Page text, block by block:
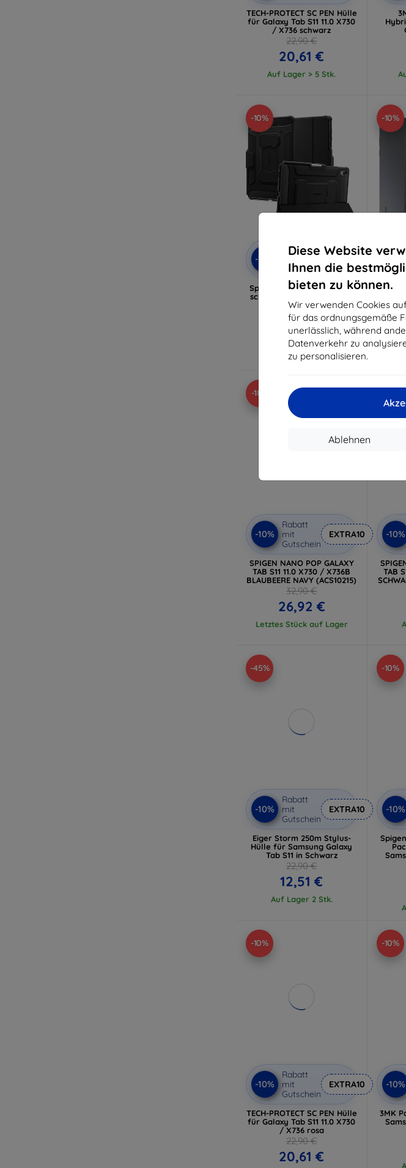
Diese Website
Ihnen die
bieten zu können.
Wir verwenden Cookies
für das ordnungsgemäße
unerlässlich, während
Datenverkehr zu
zu personalisieren.
Ablehnen
TECH-PROTECT SC PEN Hülle
für Galaxy Tab S11 11.0 X730
/ X736 schwarz
22,90 €
20,61 €
Auf Lager > 5 Stk.
-10%
-10%
Rabatt
Gutschein
EXTRA10
Spigen Rugged Armor Pro,
schwarz - Samsung Galaxy
Tab S11 (ACS10149)
48,90 €
44,01 €
Auf Lager 3 Stk.
-10%
-10%
-18%
-10%
Rabatt
mit
Gutschein
EXTRA10
SPIGEN NANO POP GALAXY
TAB S11 11.0 X730 / X736B
BLAUBEERE NAVY (ACS10215)
32,90 €
26,92 €
Letztes Stück auf Lager
-10%
TAB
-45%
-10%
Rabatt
mit
Gutschein
EXTRA10
Eiger Storm 250m Stylus-
Hülle für Samsung Galaxy
Tab S11 in Schwarz
22,90 €
12,51 €
Auf Lager 2 Stk.
-10%
-10%
-10%
-10%
Rabatt
mit
Gutschein
EXTRA10
TECH-PROTECT SC PEN Hülle
für Galaxy Tab S11 11.0 X730
/ X736 rosa
22,90 €
20,61 €
-10%
-10%
3MK